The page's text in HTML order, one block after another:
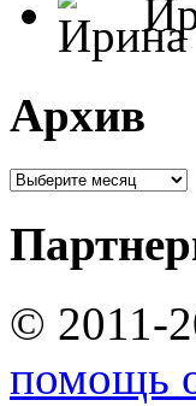
Архив
© 2011-
помощь